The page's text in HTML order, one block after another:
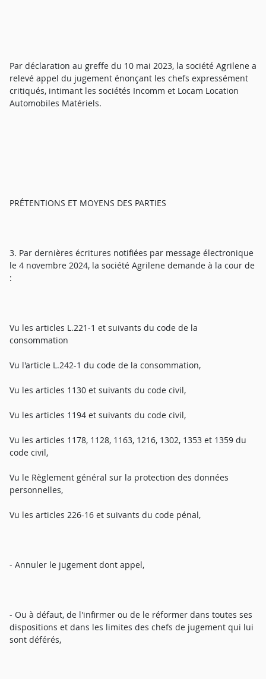
Par déclaration au greffe du 10 mai 2023, la société Agrilene a
relevé appel du jugement énonçant les chefs expressément
critiqués, intimant les sociétés Incomm et Locam Location
Automobiles Matériels.
PRÉTENTIONS ET MOYENS DES PARTIES
3. Par dernières écritures notifiées par message électronique
le 4 novembre 2024, la société Agrilene demande à la cour de
:
Vu les articles L.221-1 et suivants du code de la
consommation
Vu l'article L.242-1 du code de la consommation,
Vu les articles 1130 et suivants du code civil,
Vu les articles 1194 et suivants du code civil,
Vu les articles 1178, 1128, 1163, 1216, 1302, 1353 et 1359 du
code civil,
Vu le Règlement général sur la protection des données
personnelles,
Vu les articles 226-16 et suivants du code pénal,
- Annuler le jugement dont appel,
- Ou à défaut, de l'infirmer ou de le réformer dans toutes ses
dispositions et dans les limites des chefs de jugement qui lui
sont déférés,